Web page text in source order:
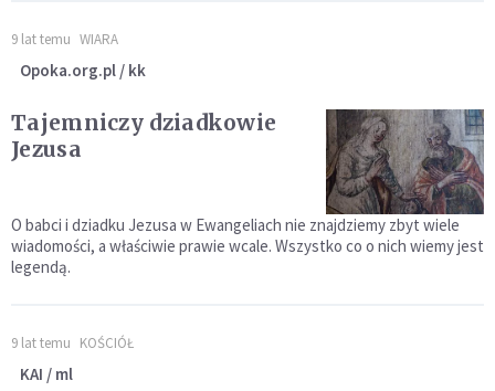
9 lat temu WIARA
Opoka.org.pl / kk
Tajemniczy dziadkowie
Jezusa
O babci i dziadku Jezusa w Ewangeliach nie znajdziemy zbyt wiele
wiadomości, a właściwie prawie wcale. Wszystko co o nich wiemy jest
legendą.
9 lat temu KOŚCIÓŁ
KAI / ml